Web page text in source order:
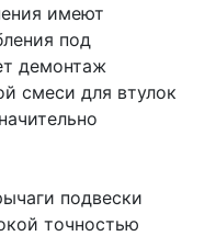
имеют
под
демонтаж
смеси для втулок
подвески
точностью